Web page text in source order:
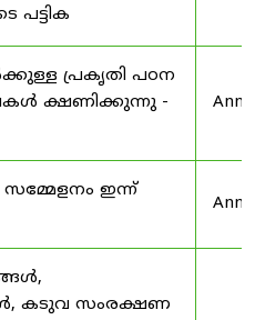
പട്ടിക
പ്രകൃതി പഠന
ക്ഷണിക്കുന്നു -
ഇന്ന്
കടുവ സംരക്ഷണ